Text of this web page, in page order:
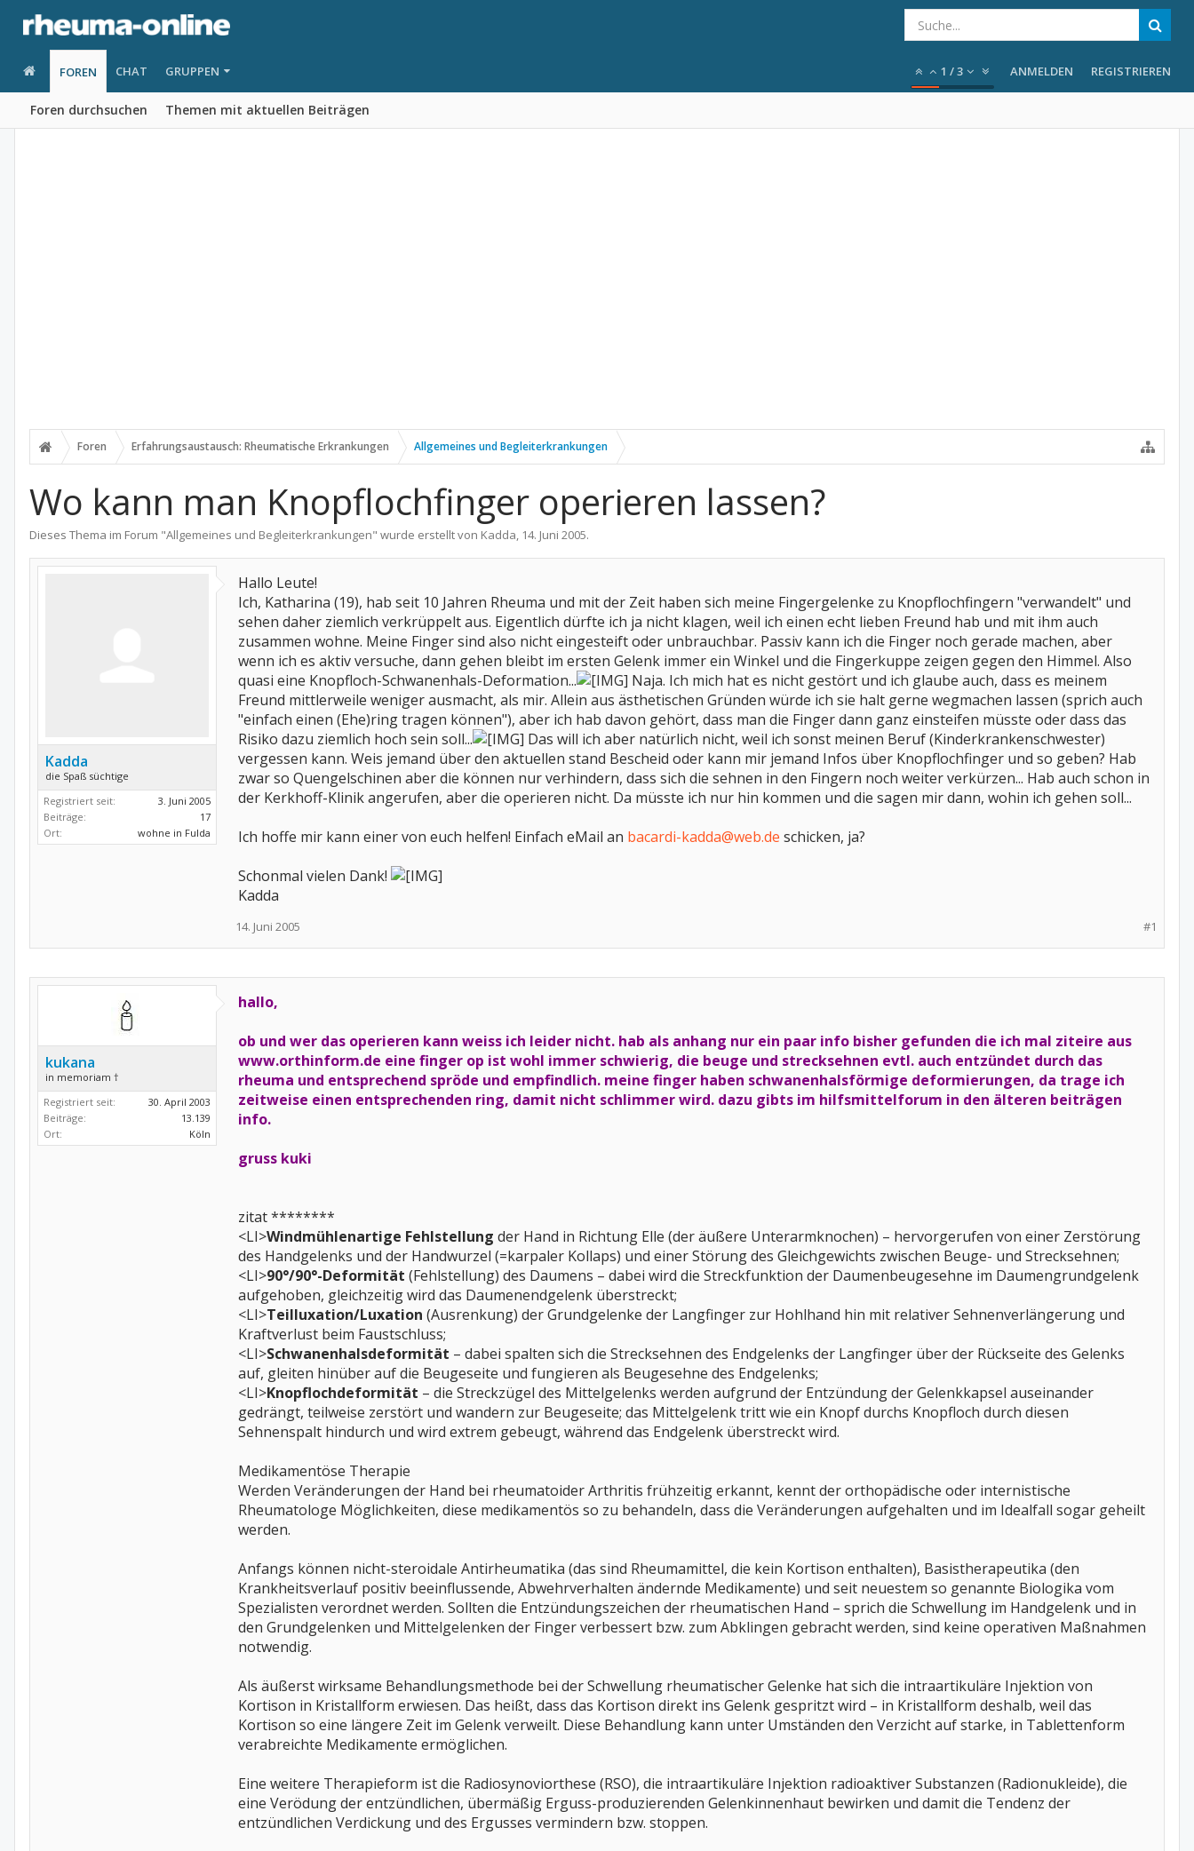
FOREN
Foren durchsuchen Themen mit aktuellen Beiträgen
CHAT GRUPPEN 1 /3 ANMELDEN REGISTRIEREN
Foren Erfahrungsaustausch: Rheumatische Erkrankungen Allgemeines und Begleiterkrankungen
Wo kann man Knopflochfinger operieren lassen?
Dieses Thema im Forum "Allgemeines und Begleiterkrankungen" wurde erstellt von Kadda, 14. Juni 2005.
Kadda
die Spaß süchtige
Registriert seit:
3. Juni 2005
Beiträge:
17
Ort:
wohne in Fulda
Hallo Leute!
Ich, Katharina (19), hab seit 10 Jahren Rheuma und mit der Zeit haben sich meine Fingergelenke zu Knopflochfingern "verwandelt" und
sehen daher ziemlich verkrüppelt aus. Eigentlich dürfte ich ja nicht klagen, weil ich einen echt lieben Freund hab und mit ihm auch
zusammen wohne. Meine Finger sind also nicht eingesteift oder unbrauchbar. Passiv kann ich die Finger noch gerade machen, aber
wenn ich es aktiv versuche, dann gehen bleibt im ersten Gelenk immer ein Winkel und die Fingerkuppe zeigen gegen den Himmel. Also
quasi eine Knopfloch-Schwanenhals-Deformation...
Naja. Ich mich hat es nicht gestört und ich glaube auch, dass es meinem
Freund mittlerweile weniger ausmacht, als mir. Allein aus ästhetischen Gründen würde ich sie halt gerne wegmachen lassen (sprich auch
"einfach einen (Ehe)ring tragen können"), aber ich hab davon gehört, dass man die Finger dann ganz einsteifen müsste oder dass das
Risiko dazu ziemlich hoch sein soll...
Das will ich aber natürlich nicht, weil ich sonst meinen Beruf (Kinderkrankenschwester)
vergessen kann. Weis jemand über den aktuellen stand Bescheid oder kann mir jemand Infos über Knopflochfinger und so geben? Hab
zwar so Quengelschinen aber die können nur verhindern, dass sich die sehnen in den Fingern noch weiter verkürzen... Hab auch schon in
der Kerkhoff-Klinik angerufen, aber die operieren nicht. Da müsste ich nur hin kommen und die sagen mir dann, wohin ich gehen soll...
Ich hoffe mir kann einer von euch helfen! Einfach eMail an bacardi-kadda@web.de schicken, ja?
Schonmal vielen Dank!
Kadda
#1
14. Juni 2005
kukana
in memoriam †
Registriert seit:
30. April 2003
Beiträge:
13.139
Ort:
Köln
hallo,
ob und wer das operieren kann weiss ich leider nicht. hab als anhang nur ein paar info bisher gefunden die ich mal ziteire aus
www.orthinform.de eine finger op ist wohl immer schwierig, die beuge und strecksehnen evtl. auch entzündet durch das
rheuma und entsprechend spröde und empfindlich. meine finger haben schwanenhalsförmige deformierungen, da trage ich
zeitweise einen entsprechenden ring, damit nicht schlimmer wird. dazu gibts im hilfsmittelforum in den älteren beiträgen
info.
gruss kuki
zitat ********
<LI>Windmühlenartige Fehlstellung der Hand in Richtung Elle (der äußere Unterarmknochen) – hervorgerufen von einer Zerstörung
des Handgelenks und der Handwurzel (=karpaler Kollaps) und einer Störung des Gleichgewichts zwischen Beuge- und Strecksehnen;
<LI>90°/90°-Deformität (Fehlstellung) des Daumens – dabei wird die Streckfunktion der Daumenbeugesehne im Daumengrundgelenk
aufgehoben, gleichzeitig wird das Daumenendgelenk überstreckt;
<LI>Teilluxation/Luxation (Ausrenkung) der Grundgelenke der Langfinger zur Hohlhand hin mit relativer Sehnenverlängerung und
Kraftverlust beim Faustschluss;
<LI>Schwanenhalsdeformität – dabei spalten sich die Strecksehnen des Endgelenks der Langfinger über der Rückseite des Gelenks
auf, gleiten hinüber auf die Beugeseite und fungieren als Beugesehne des Endgelenks;
<LI>Knopflochdeformität – die Streckzügel des Mittelgelenks werden aufgrund der Entzündung der Gelenkkapsel auseinander
gedrängt, teilweise zerstört und wandern zur Beugeseite; das Mittelgelenk tritt wie ein Knopf durchs Knopfloch durch diesen
Sehnenspalt hindurch und wird extrem gebeugt, während das Endgelenk überstreckt wird.
Medikamentöse Therapie
Werden Veränderungen der Hand bei rheumatoider Arthritis frühzeitig erkannt, kennt der orthopädische oder internistische
Rheumatologe Möglichkeiten, diese medikamentös so zu behandeln, dass die Veränderungen aufgehalten und im Idealfall sogar geheilt
werden.
Anfangs können nicht-steroidale Antirheumatika (das sind Rheumamittel, die kein Kortison enthalten), Basistherapeutika (den
Krankheitsverlauf positiv beeinflussende, Abwehrverhalten ändernde Medikamente) und seit neuestem so genannte Biologika vom
Spezialisten verordnet werden. Sollten die Entzündungszeichen der rheumatischen Hand – sprich die Schwellung im Handgelenk und in
den Grundgelenken und Mittelgelenken der Finger verbessert bzw. zum Abklingen gebracht werden, sind keine operativen Maßnahmen
notwendig.
Als äußerst wirksame Behandlungsmethode bei der Schwellung rheumatischer Gelenke hat sich die intraartikuläre Injektion von
Kortison in Kristallform erwiesen. Das heißt, dass das Kortison direkt ins Gelenk gespritzt wird – in Kristallform deshalb, weil das
Kortison so eine längere Zeit im Gelenk verweilt. Diese Behandlung kann unter Umständen den Verzicht auf starke, in Tablettenform
verabreichte Medikamente ermöglichen.
Eine weitere Therapieform ist die Radiosynoviorthese (RSO), die intraartikuläre Injektion radioaktiver Substanzen (Radionukleide), die
eine Verödung der entzündlichen, übermäßig Erguss-produzierenden Gelenkinnenhaut bewirken und damit die Tendenz der
entzündlichen Verdickung und des Ergusses vermindern bzw. stoppen.